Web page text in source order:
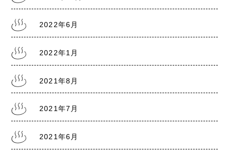
2021.8.5
2021.7.30
熊本銭湯の日記『熊本まん延防止宣言7/31～
2022年6月
2022年1月
2021年8月
2021年7月
2021年6月